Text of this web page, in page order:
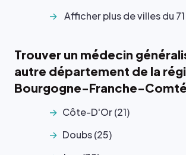
Afficher plus de villes du 71
Trouver un médecin
autre département de la
Bourgogne-Franche-Comté
Côte-D'Or (21)
Doubs (25)